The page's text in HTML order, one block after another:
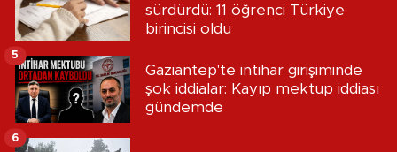
sürdürdü: 11 öğrenci Türkiye
birincisi oldu
Gaziantep'te intihar girişiminde
şok iddialar: Kayıp mektup iddiası
gündemde
5
6